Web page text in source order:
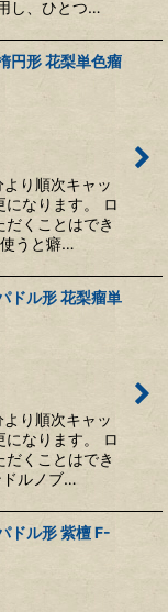
し、ひとつ…
円形 花梨単色瘤
り順次キャッ
になります。 ロ
くことはでき
うと癖…
ドル形 花梨瘤単
り順次キャッ
になります。 ロ
くことはでき
ドルノブ…
ドル形 紫檀 F-